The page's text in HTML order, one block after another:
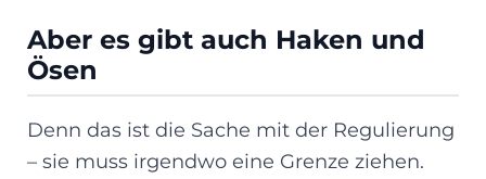
Aber es gibt auch Haken und
Ösen
Denn das ist die Sache mit der Regulierung
– sie muss irgendwo eine Grenze ziehen.